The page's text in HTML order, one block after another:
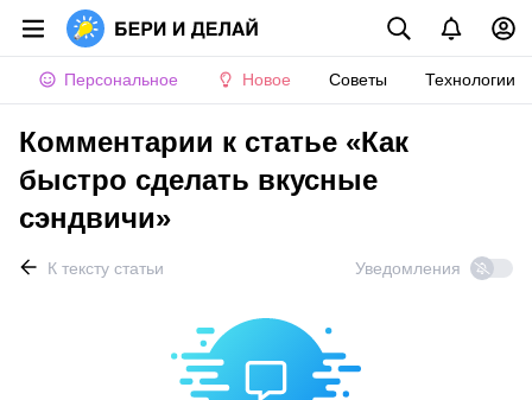
Персональное Новое Советы Технологии
Комментарии к статье «Как
быстро сделать вкусные
сэндвичи»
К тексту статьи Уведомления